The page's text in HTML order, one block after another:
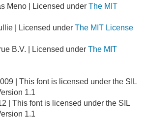
Meno | Licensed under The MIT
| Licensed under The MIT License
B.V. | Licensed under The MIT
| This font is licensed under the SIL
1.1
| This font is licensed under the SIL
1.1